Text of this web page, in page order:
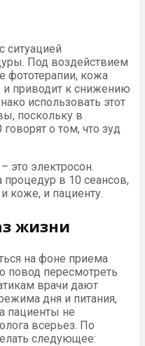
ситуацией
Под воздействием
фототерапии, кожа
и приводит к снижению
использовать этот
поскольку в
о том, что зуд
это электросон.
процедур в 10 сеансов,
коже, и пациенту.
жизни
на фоне приема
повод пересмотреть
врачи дают
дня и питания,
пациенты не
всерьез. По
следующее: